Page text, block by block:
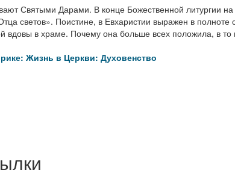
Святыми Дарами. В конце Божественной литургии
светов». Поистине, в Евхаристии выражен в
вдовы в храме. Почему она больше всех положила, в
Жизнь в Церкви: Духовенство